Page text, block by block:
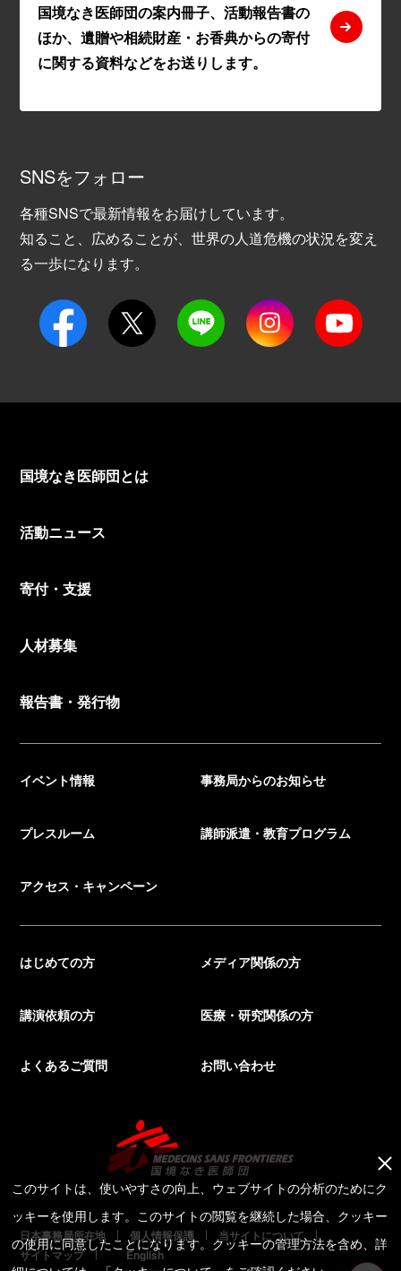
国境なき医師団の案内冊子、活動報告書の
ほか、遺贈や相続財産・お香典からの寄付
に関する資料などをお送りします。
SNSをフォロー
各種SNSで最新情報をお届けしています。
知ること、広めることが、世界の人道危機の状況を変え
る一歩になります。
国境なき医師団とは
活動ニュース
寄付・支援
人材募集
報告書・発行物
イベント情報 事務局からのお知らせ
プレスルーム 講師派遣・教育プログラム
アクセス・キャンペーン
はじめての方 メディア関係の方
講演依頼の方 医療・研究関係の方
よくあるご質問 お問い合わせ
日本事務局所在地 個人情報保護
当サイトについて
サイトマップ
English
このサイトは、使いやすさの向上、ウェブサイトの分析のためにク
ッキーを使用します。このサイトの閲覧を継続した場合、クッキー
の使用に同意したことになります。クッキーの管理方法を含め、詳